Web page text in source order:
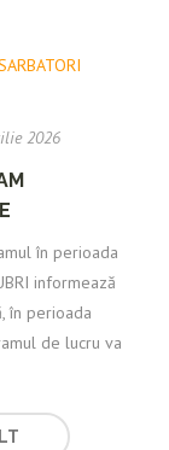
2026
în perioada
informează
în perioada
de lucru va